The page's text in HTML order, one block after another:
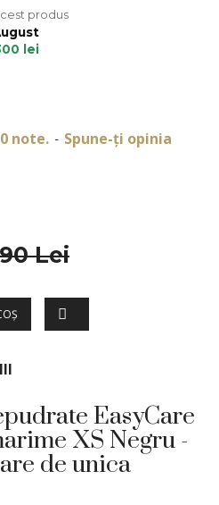
note. - Spune-ţi opinia
Lei
produs
lei
EasyCare
XS Negru -
de unica